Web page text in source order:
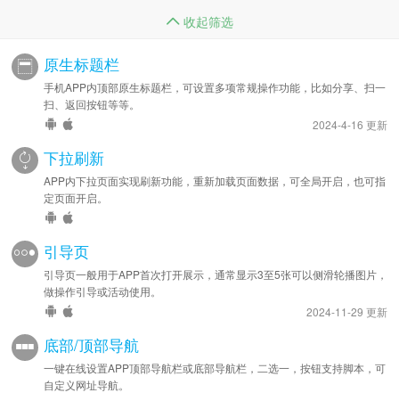
收起筛选
原生标题栏
手机APP内顶部原生标题栏，可设置多项常规操作功能，比如分享、扫一
扫、返回按钮等等。
2024-4-16 更新
下拉刷新
APP内下拉页面实现刷新功能，重新加载页面数据，可全局开启，也可指
定页面开启。
引导页
引导页一般用于APP首次打开展示，通常显示3至5张可以侧滑轮播图片，
做操作引导或活动使用。
2024-11-29 更新
底部/顶部导航
一键在线设置APP顶部导航栏或底部导航栏，二选一，按钮支持脚本，可
自定义网址导航。